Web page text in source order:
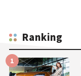
Ranking